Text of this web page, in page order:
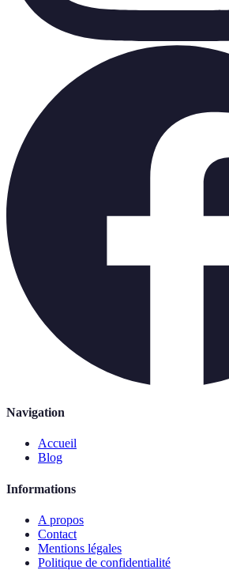
Navigation
Accueil
Blog
Informations
A propos
Contact
Mentions légales
Politique de confidentialité